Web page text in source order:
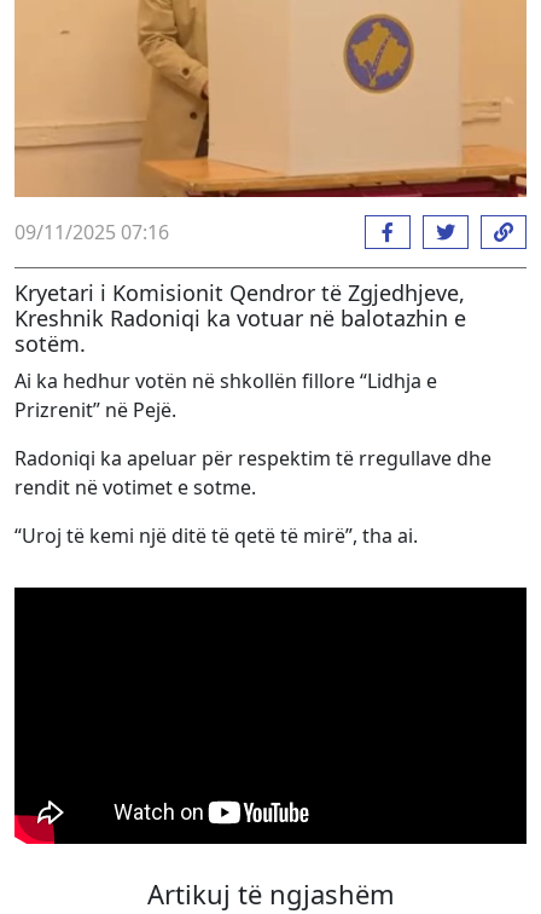
09/11/2025 07:16
Kryetari i Komisionit Qendror të Zgjedhjeve,
Kreshnik Radoniqi ka votuar në balotazhin e
sotëm.
Ai ka hedhur votën në shkollën fillore “Lidhja e
Prizrenit” në Pejë.
Radoniqi ka apeluar për respektim të rregullave dhe
rendit në votimet e sotme.
“Uroj të kemi një ditë të qetë të mirë”, tha ai.
Artikuj të ngjashëm